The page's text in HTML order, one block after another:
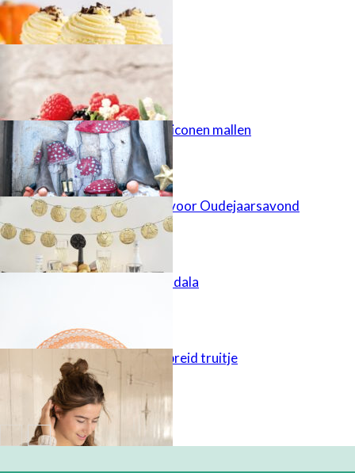
Najaarstaart
Gietgips uit siliconen mallen
FIMO-slinger voor Oudejaarsavond
Gehaakte mandala
Eenvoudig gebreid truitje